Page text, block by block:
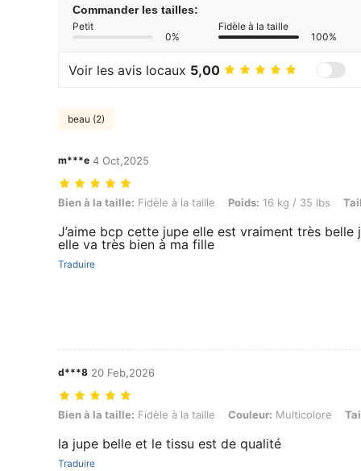
Commander les tailles:
Petit
0%
Fidèle à la taille
100%
Voir les avis locaux 5,00
beau (2)
m***e 4 Oct,2025
Bien à la taille: Fidèle à la taille, Poids: 16 kg / 35 lbs, Taille: 41 cm
Bien à la taille: Fidèle à la taille Poids: 16 kg / 35 lbs
J’aime bcp cette jupe elle est vraiment très belle
elle va très bien à ma fille
Traduire
d***8 20 Feb,2026
Bien à la taille: Fidèle à la taille, Couleur: Multicolore, Taille: 4Y
Bien à la taille: Fidèle à la taille Couleur: Multicolore
la jupe belle et le tissu est de qualité
Traduire